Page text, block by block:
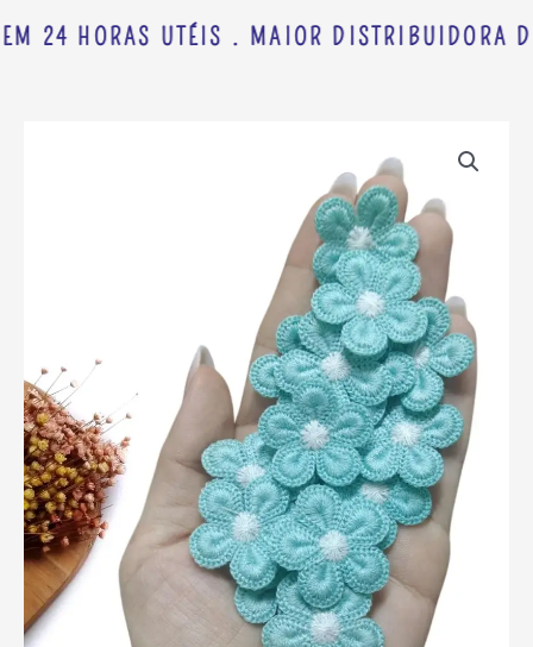
24 HORAS UTÉIS . MAIOR DISTRIBUIDORA
3CM
C/
2
UND
quantidade